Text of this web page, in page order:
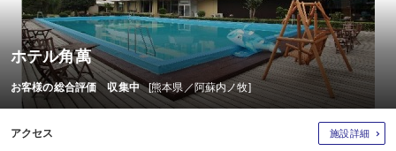
ホテル角萬
お客様の総合評価 収集中 [熊本県／阿蘇内ノ牧]
アクセス 施設詳細